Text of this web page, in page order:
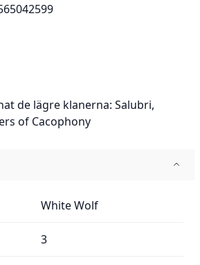
de lägre klanerna: Salubri,
of Cacophony
White Wolf
3